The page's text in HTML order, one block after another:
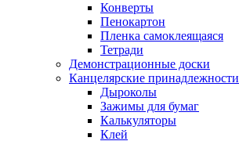
Конверты
Пенокартон
Пленка самоклеящаяся
Тетради
Демонстрационные доски
Канцелярские принадлежности
Дыроколы
Зажимы для бумаг
Калькуляторы
Клей